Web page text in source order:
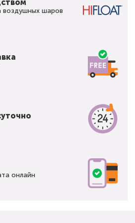
воздушных шаров
онлайн